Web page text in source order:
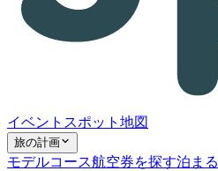
イベント スポット 地図
旅の計画
モデルコース航空券を探す泊まる